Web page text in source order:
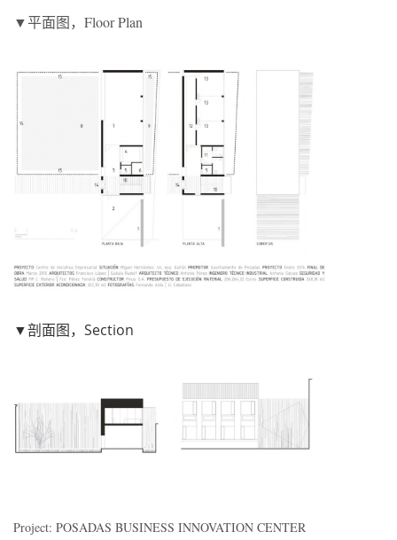
▼平面图，Floor Plan
▼剖面图，Section
Project: POSADAS BUSINESS INNOVATION CENTER